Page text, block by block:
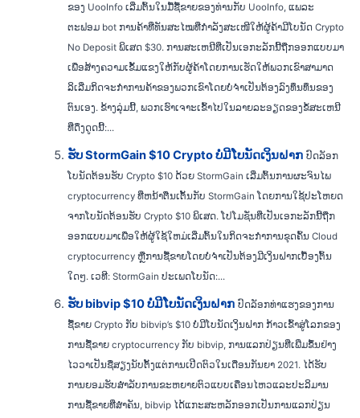
ຂອງ UooInfo ເລີ່ມຕົ້ນໃນມື້ຊື້ຂາຍຂອງທ່ານກັບ UooInfo, ແພລະ
ຕະຟອມ bot ການຄ້າທີ່ທັນສະໄໝທີ່ກຳລັງສະເໜີໃຫ້ຜູ້ຄ້າມີໂບນັດ Crypto
No Deposit ພິເສດ $30. ການສະເຫນີທີ່ເປັນເອກະລັກນີ້ຖືກອອກແບບມາ
ເພື່ອສ້າງຄວາມເຂັ້ມແຂງໃຫ້ກັບຜູ້ຄ້າໂດຍການເຮັດໃຫ້ພວກເຂົາສາມາດ
ລິເລີ່ມກິດຈະກໍາການຄ້າຂອງພວກເຂົາໂດຍບໍ່ຈໍາເປັນຕ້ອງລົງທຶນທຶນຂອງ
ຕົນເອງ. ຂ້າງລຸ່ມນີ້, ພວກເຮົາເຈາະເຂົ້າໄປໃນລາຍລະອຽດຂອງຂໍ້ສະເຫນີ
ທີ່ດຶງດູດນີ້:...
ຮັບ StormGain $10 Crypto ບໍ່ມີໂບນັດເງິນຝາກ ປົດລັອກ
ໂບນັດຕ້ອນຮັບ Crypto $10 ດ້ວຍ StormGain ເລີ່ມຕົ້ນການຜະຈົນໄພ
cryptocurrency ທີ່ຫນ້າຕື່ນເຕັ້ນກັບ StormGain ໂດຍການໃຊ້ປະໂຫຍດ
ຈາກໂບນັດຕ້ອນຮັບ Crypto $10 ພິເສດ. ໂປໂມຊັ່ນທີ່ເປັນເອກະລັກນີ້ຖືກ
ອອກແບບມາເພື່ອໃຫ້ຜູ້ໃຊ້ໃຫມ່ເລີ່ມຕົ້ນໃນກິດຈະກໍາການຂຸດຄົ້ນ Cloud
cryptocurrency ຫຼືການຊື້ຂາຍໂດຍບໍ່ຈໍາເປັນຕ້ອງມີເງິນຝາກເບື້ອງຕົ້ນ
ໃດໆ. ເວທີ: StormGain ປະເພດໂບນັດ:...
ຮັບ bibvip $10 ບໍ່ມີໂບນັດເງິນຝາກ ປົດລັອກທ່າແຮງຂອງການ
ຊື້ຂາຍ Crypto ກັບ bibvip’s $10 ບໍ່ມີໂບນັດເງິນຝາກ ກ້າວເຂົ້າສູ່ໂລກຂອງ
ການຊື້ຂາຍ cryptocurrency ກັບ bibvip, ການແລກປ່ຽນທີ່ເພີ່ມຂຶ້ນຢ່າງ
ໄວວາເປັນຊື່ສຽງນັບຕັ້ງແຕ່ການເປີດຕົວໃນເດືອນກັນຍາ 2021. ໄດ້ຮັບ
ການຍອມຮັບສໍາລັບການຂະຫຍາຍຕົວແບບເຄື່ອນໄຫວແລະປະລິມານ
ການຊື້ຂາຍທີ່ສໍາຄັນ, bibvip ໄດ້ແກະສະຫລັກອອກເປັນການແລກປ່ຽນ